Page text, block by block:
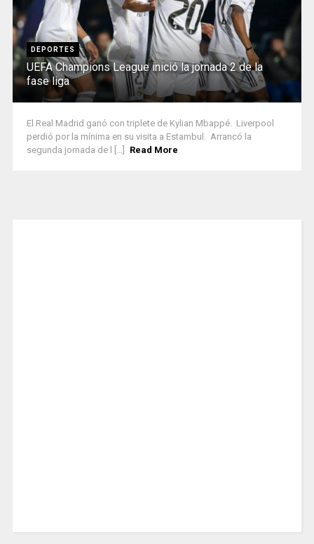
DEPORTES
UEFA Champions League inició la jornada 2 de la
fase liga
El Real Madrid ganó con triplete de Kylian Mbappé. Liverpool
perdió por la mínima en su visita a Estambul. Arrancó la
segunda jornada de l [...]
Read More